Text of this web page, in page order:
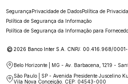
SegurançaPrivacidade de DadosPolítica de
Política de Segurança da Informação
Política de Segurança da Informação para
© 2026 Banco Inter S.A. CNPJ: 00.416.968/0001-
Belo Horizonte | MG - Av. Barbacena, 1219 -
São Paulo | SP - Avenida Presidente Juscelino
Vila Nova Conceição. CEP: 04543-000